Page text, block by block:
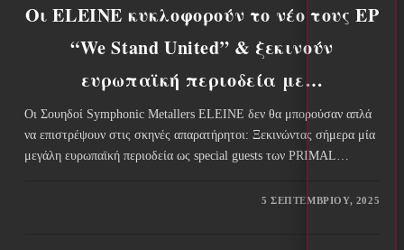
Οι ELEINE κυκλοφορούν το νέο τους EP
“We Stand United” & ξεκινούν
ευρωπαϊκή περιοδεία με…
Οι Σουηδοί Symphonic Μetallers ELEINE δεν θα μπορούσαν απλά
να επιστρέψουν στις σκηνές απαρατήρητοι: Ξεκινώντας σήμερα μία
μεγάλη ευρωπαϊκή περιοδεία ως special guests των PRIMAL…
5 ΣΕΠΤΕΜΒΡΊΟΥ, 2025